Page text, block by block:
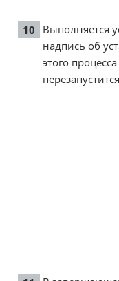
Выполняется
надпись об
этого